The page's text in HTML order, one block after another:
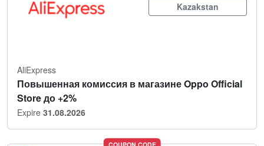
Kazakstan
AliExpress
Повышенная комиссия в магазине Oppo Official
Store до +2%
Expire 31.08.2026